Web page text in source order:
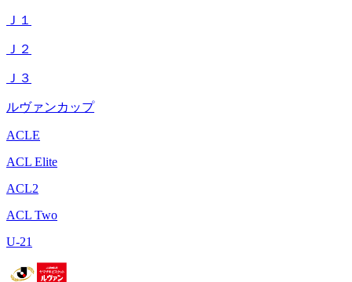
Ｊ１
Ｊ２
Ｊ３
ルヴァンカップ
ACLE
ACL Elite
ACL2
ACL Two
U-21